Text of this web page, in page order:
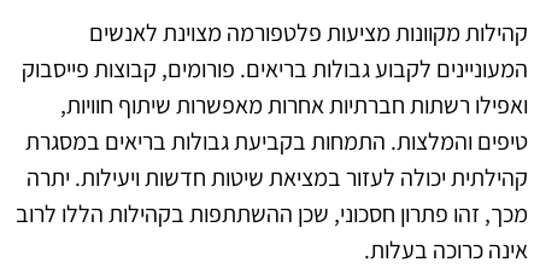
קהילות מקוונות מציעות פלטפורמה מצוינת לאנשים
המעוניינים לקבוע גבולות בריאים. פורומים, קבוצות פייסבוק
ואפילו רשתות חברתיות אחרות מאפשרות שיתוף חוויות,
טיפים והמלצות. התמחות בקביעת גבולות בריאים במסגרת
קהילתית יכולה לעזור במציאת שיטות חדשות ויעילות. יתרה
מכך, זהו פתרון חסכוני, שכן ההשתתפות בקהילות הללו לרוב
אינה כרוכה בעלות.